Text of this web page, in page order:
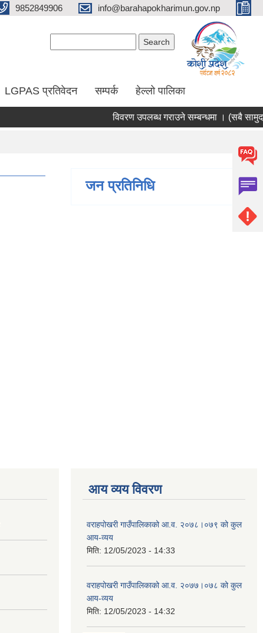
9852849906 info@barahapokharimun.gov.np
LGPAS प्रतिवेदन सम्पर्क हेल्लो पालिका
विवरण उपलब्ध गराउने सम्बन्धमा । (सबै
जन प्रतिनिधि
आय व्यय विवरण
वराहपोखरी गाउँपालिकाको आ.व. २०७८।०७९ को कुल
आय-व्यय
मिति: 12/05/2023 - 14:33
वराहपोखरी गाउँपालिकाको आ.व. २०७७।०७८ को कुल
आय-व्यय
मिति: 12/05/2023 - 14:32